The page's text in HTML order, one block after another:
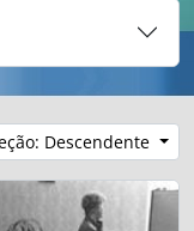
Descendente